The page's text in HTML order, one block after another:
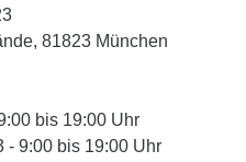
81823 München
bis 19:00 Uhr
- 9:00 bis 19:00 Uhr